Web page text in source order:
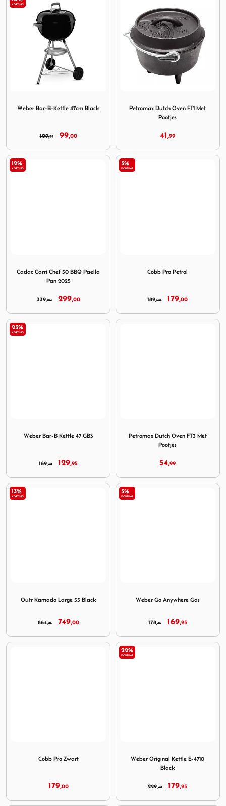
KORTING
Weber Bar-B-Kettle 47cm Black
109,99 99,00
Petromax Dutch Oven FT1 Met
Pootjes
41,99
12%
KORTING
Cadac Carri Chef 50 BBQ Paella
Pan 2025
339,00 299,00
5%
KORTING
Cobb Pro Petrol
189,00 179,00
23%
KORTING
Weber Bar-B Kettle 47 GBS
169,49 129,95
Petromax Dutch Oven FT3 Met
Pootjes
54,99
13%
KORTING
Outr Kamado Large 55 Black
864,95 749,00
5%
KORTING
Weber Go Anywhere Gas
178,49 169,95
Cobb Pro Zwart
179,00
22%
KORTING
Weber Original Kettle E-4710
Black
229,49 179,95